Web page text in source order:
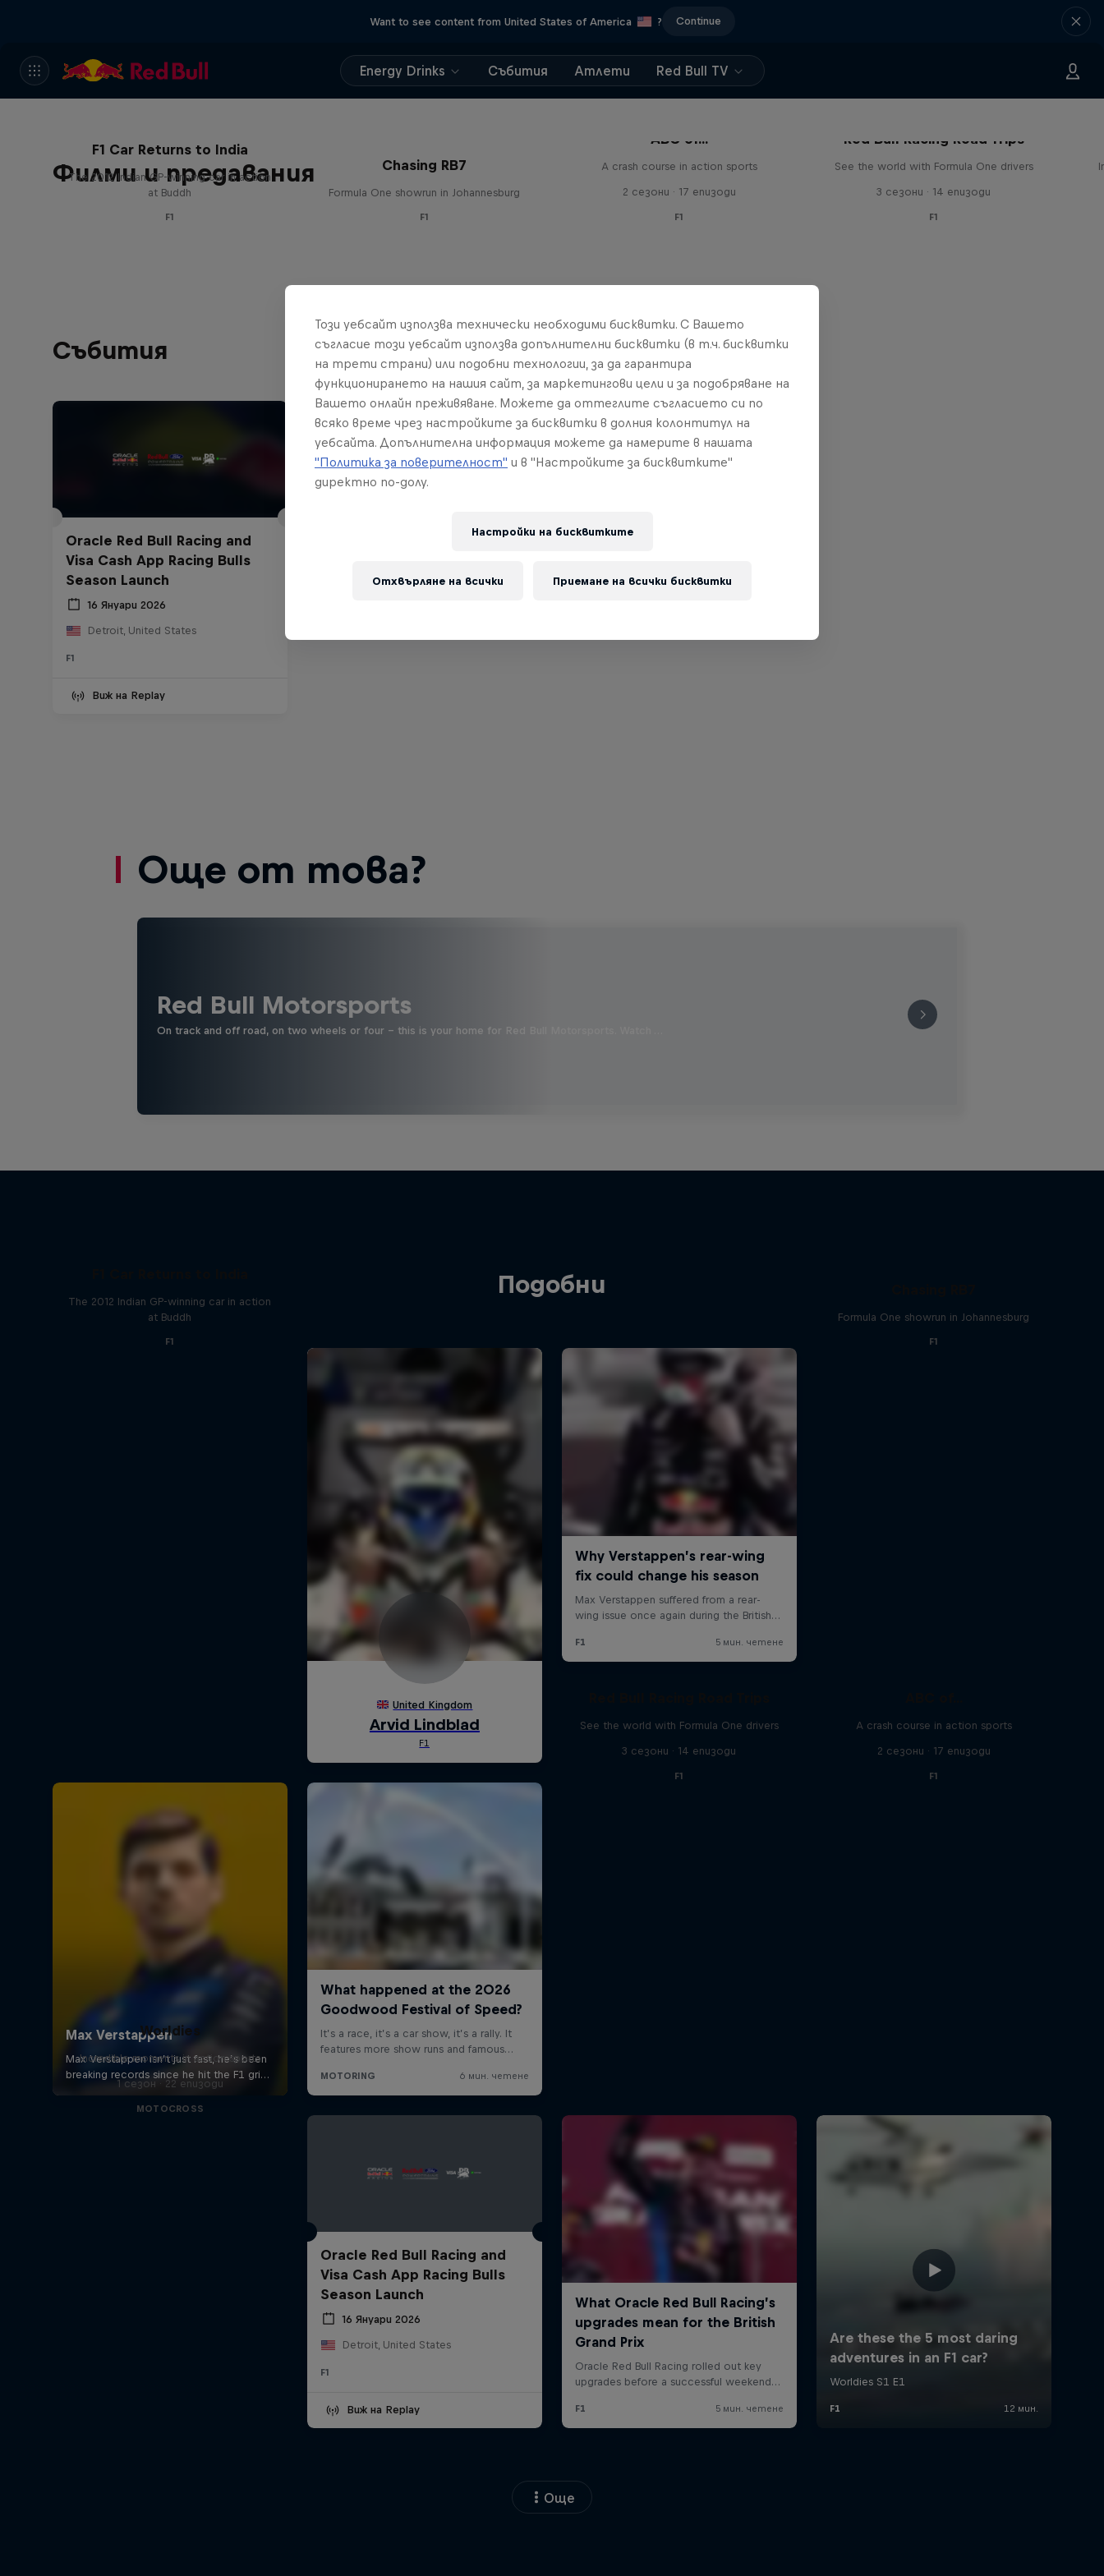
Want to see content from United States of America ? Continue
Energy Drinks Събития Атлети Red Bull TV
Филми и предавания
F1 Car Returns to India
The 2012 Indian GP-winning car in action
at Buddh
F1
Chasing RB7
Formula One showrun in Johannesburg
F1
ABC of...
A crash course in action sports
2 сезони · 17 епизоди
F1
Red Bull Racing Road Trips
See the world with Formula One drivers
3 сезони · 14 епизоди
F1
Събития
Oracle Red Bull Racing and
Visa Cash App Racing Bulls
Season Launch
16 Януари 2026
Detroit, United States
F1
Виж на Replay
Още от това?
Red Bull Motorsports
On track and off road, on two wheels or four - this is your home for Red Bull Motorsports. Watch …
Подобни
The 2012 Indian GP-winning car in action
at Buddh
F1
Formula One showrun in Johannesburg
F1
See the world with Formula One drivers
3 сезони · 14 епизоди
F1
A crash course in action sports
2 сезони · 17 епизоди
F1
Worldies
Incredible moments in action sports
1 сезон · 22 епизоди
MOTOCROSS
Oracle Red Bull Racing and
Visa Cash App Racing Bulls
Season Launch
16 Януари 2026
Detroit, United States
F1
Виж на Replay
Още
Този уебсайт използва технически необходими бисквитки. С Вашето
съгласие този уебсайт използва допълнителни бисквитки (в т.ч. бисквитки
на трети страни) или подобни технологии, за да гарантира
функционирането на нашия сайт, за маркетингови цели и за подобряване на
Вашето онлайн преживяване. Можете да оттеглите съгласието си по
всяко време чрез настройките за бисквитки в долния колонтитул на
уебсайта. Допълнителна информация можете да намерите в нашата
"Политика за поверителност" и в "Настройките за бисквитките"
директно по-долу.
Настройки на бисквитките
Отхвърляне на всички Приемане на всички бисквитки